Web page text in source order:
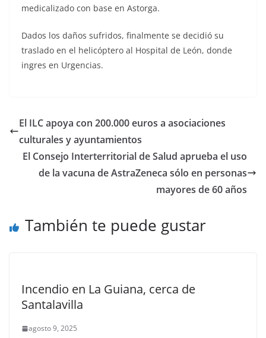
medicalizado con base en Astorga.
Dados los daños sufridos, finalmente se decidió su
traslado en el helicóptero al Hospital de León, donde
ingres en Urgencias.
El ILC apoya con 200.000 euros a asociaciones
culturales y ayuntamientos
El Consejo Interterritorial de Salud aprueba el uso
de la vacuna de AstraZeneca sólo en personas
mayores de 60 años
También te puede gustar
Incendio en La Guiana, cerca de
Santalavilla
agosto 9, 2025